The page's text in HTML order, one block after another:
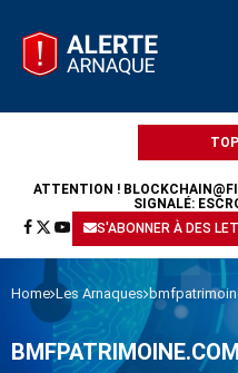
ATTENTION !
SIGNALÉ:
S'ABONNER À DES
Home Les Arnaques
BMFPATRIMOINE.COM